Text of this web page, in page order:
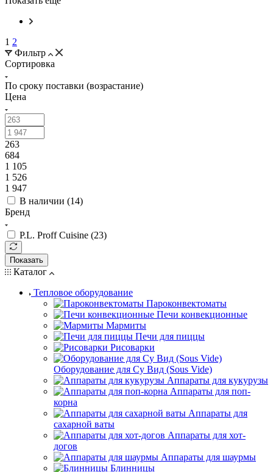
1 2
Фильтр
Сортировка
По сроку поставки (возрастание)
Цена
263
684
1 105
1 526
1 947
В наличии (14)
Бренд
P.L. Proff Cuisine (23)
Показать
Каталог
Тепловое оборудование
Пароконвектоматы
Печи конвекционные
Мармиты
Печи для пиццы
Рисоварки
Оборудование для Су Вид (Sous Vide)
Аппараты для кукурузы
Аппараты для поп-
корна
Аппараты для
сахарной ваты
Аппараты для хот-
догов
Аппараты для шаурмы
Блинницы